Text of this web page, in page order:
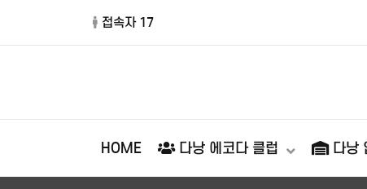
접속자 17
HOME 다낭 에코다 클럽 다낭